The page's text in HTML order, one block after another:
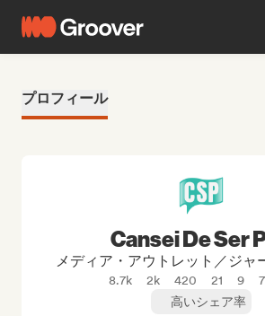
プロフィール
Cansei De Ser
メディア・アウトレット／ジャ
8.7k 2k 420 21 9
7
高いシェア率